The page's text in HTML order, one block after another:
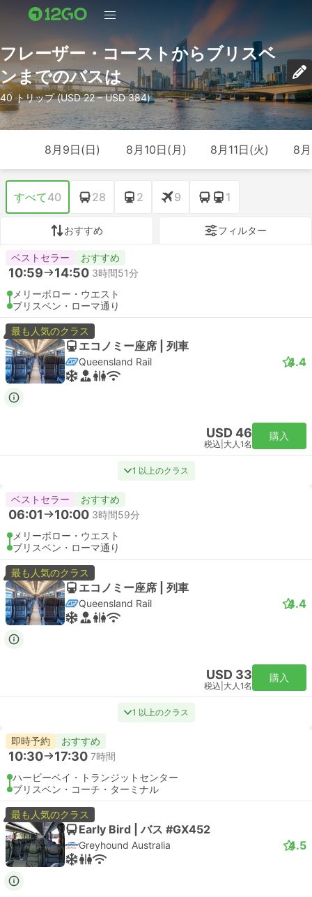
フレーザー・コーストからブリスベ
ンまでのバスは
40 トリップ (USD 22 – USD 384)
8月9日(日) 8月10日(月) 8月11日(火) 8
すべて40 28 2 9 1
おすすめ フィルター
ベストセラー おすすめ
10:59 14:50 3時間51分
メリーボロー・ウエスト
ブリスベン・ローマ通り
最も人気のクラス
エコノミー座席 | 列車
Queensland Rail 4.4
USD 46
税込 大人1名
購入
1 以上のクラス
ベストセラー おすすめ
06:01 10:00 3時間59分
メリーボロー・ウエスト
ブリスベン・ローマ通り
最も人気のクラス
エコノミー座席 | 列車
Queensland Rail 4.4
USD 33
税込 大人1名
購入
1 以上のクラス
即時予約 おすすめ
10:30 17:30 7時間
ハービーベイ・トランジットセンター
ブリスベン・コーチ・ターミナル
最も人気のクラス
Early Bird | バス #GX452
Greyhound Australia 4.5